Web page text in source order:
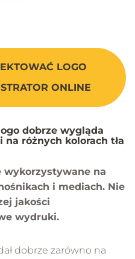
LOGO
ONLINE
dobrze wygląda
różnych kolorach tła
wykorzystywane na
i mediach. Nie
jakości
wydruki.
dobrze zarówno na